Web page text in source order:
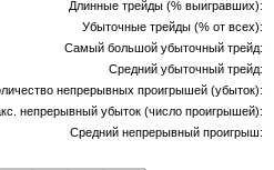
Длинные трейды (% выигравших):
Убыточные трейды (% от всех):
Самый большой убыточный трейд:
Средний убыточный трейд:
непрерывных проигрышей (убыток):
непрерывный убыток (число проигрышей):
Средний непрерывный проигрыш: